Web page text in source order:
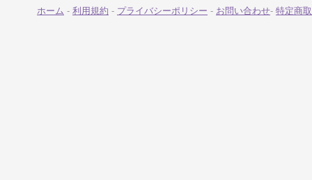
ホーム - 利用規約 - プライバシーポリシー - お問い合わせ- 特定商